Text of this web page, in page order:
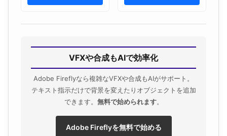
VFXや合成もAIで効率化
Adobe Fireflyなら複雑なVFXや合成もAIがサポート。
テキスト指示だけで背景を変えたりオブジェクトを追加
できます。 無料で始められます。
Adobe Fireflyを無料で始める